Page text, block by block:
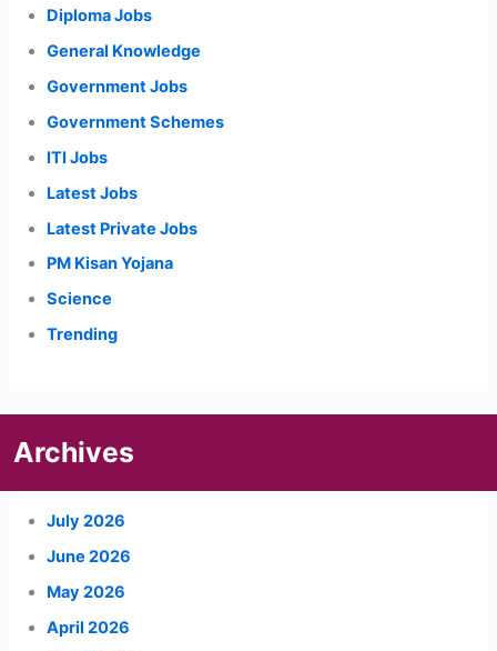
Diploma Jobs
General Knowledge
Government Jobs
Government Schemes
ITI Jobs
Latest Jobs
Latest Private Jobs
PM Kisan Yojana
Science
Trending
Archives
July 2026
June 2026
May 2026
April 2026